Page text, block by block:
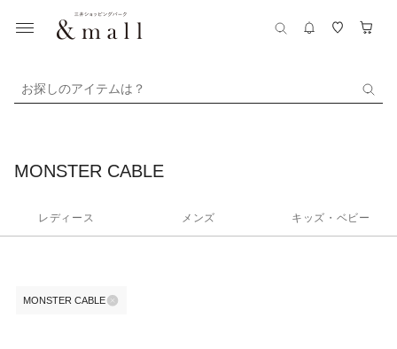
お探しのアイテムは？
MONSTER CABLE
レディース メンズ キッズ・ベビー
MONSTER CABLE